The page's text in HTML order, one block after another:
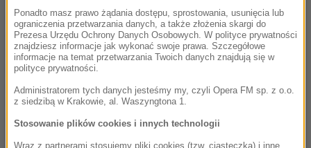
Powieść Mroza przeniesie teraz na mały ekran ATM Grupa,
co z zadowoleniem przyjmuje sam autor. „Od dawna marzyła
mi się ekranizacja mojej książki, która dorównywałaby takim
produkcjom jak »W głębi lasu« czy »Zachowaj spokój« na
podstawie prozy Harlana Cobena. Czekałem na odpowiednią
powieść, która najlepiej sprawdziłaby się na ekranie, ale
przede wszystkim na odpowiedniego partnera, z którym
moglibyśmy podjąć się przedsięwzięcia z prawdziwie
Ponadto masz prawo żądania dostępu, sprostowania, usunięcia lub
ograniczenia przetwarzania danych, a także złożenia skargi do
Prezesa Urzędu Ochrony Danych Osobowych. W polityce prywatności
znajdziesz informacje jak wykonać swoje prawa. Szczegółowe
informacje na temat przetwarzania Twoich danych znajdują się w
polityce prywatności.
Administratorem tych danych jesteśmy my, czyli Opera FM sp. z o.o.
z siedzibą w Krakowie, al. Waszyngtona 1.
Stosowanie plików cookies i innych technologii
Wraz z partnerami stosujemy pliki cookies (tzw. ciasteczka) i inne